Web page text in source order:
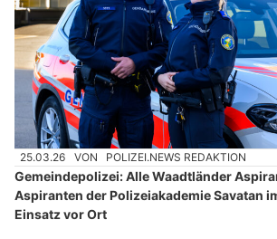
25.03.26 VON POLIZEI.NEWS REDAKTION
Gemeindepolizei: Alle Waadtländer
Aspiranten der Polizeiakademie Savatan
Einsatz vor Ort